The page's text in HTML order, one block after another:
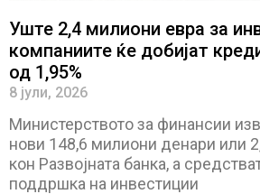
Уште 2,4 милиони евра за
компаниите ќе добијат
од 1,95%
8 јули, 2026
Министерството за финансии
нови 148,6 милиони денари или
кон Развојната банка, а
поддршка на инвестиции